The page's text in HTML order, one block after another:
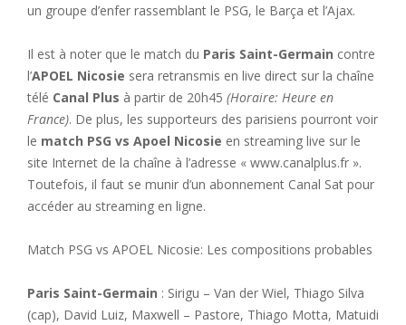
un groupe d’enfer rassemblant le PSG, le Barça et l’Ajax.
Il est à noter que le match du Paris Saint-Germain contre
l’APOEL Nicosie sera retransmis en live direct sur la chaîne
télé Canal Plus à partir de 20h45 (Horaire: Heure en
France). De plus, les supporteurs des parisiens pourront voir
le match PSG vs Apoel Nicosie en streaming live sur le
site Internet de la chaîne à l’adresse « www.canalplus.fr ».
Toutefois, il faut se munir d’un abonnement Canal Sat pour
accéder au streaming en ligne.
Match PSG vs APOEL Nicosie: Les compositions probables
Paris Saint-Germain : Sirigu – Van der Wiel, Thiago Silva
(cap), David Luiz, Maxwell – Pastore, Thiago Motta, Matuidi